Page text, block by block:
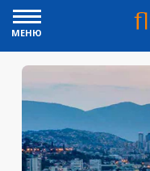
МЕНЮ